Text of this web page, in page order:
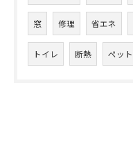
窓 修理 省エネ
トイレ 断熱 ペット